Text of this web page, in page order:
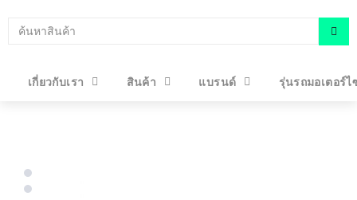
เกี่ยวกับเรา สินค้า แบรนด์ รุ่นรถมอเตอร์ไ